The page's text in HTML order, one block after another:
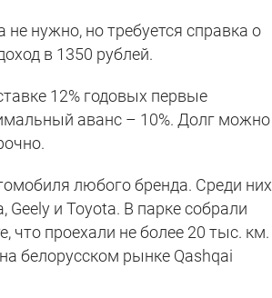
нужно, но требуется справка о
в 1350 рублей.
12% годовых первые
аванс – 10%. Долг можно
любого бренда. Среди них
Geely и Toyota. В парке собрали
что проехали не более 20 тыс. км.
белорусском рынке Qashqai